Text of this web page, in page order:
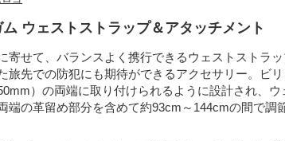
ウェストストラップ＆アタッチメント
寄せて、バランスよく携行できるウェストストラ
旅先での防犯にも期待ができるアクセサリー。ビ
）の両端に取り付けられるように設計され、
端の革留め部分を含めて約93cm～144cmの間で調